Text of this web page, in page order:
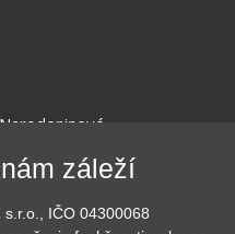
Narodeninové
Povolaniazáleží
IČO 04300068